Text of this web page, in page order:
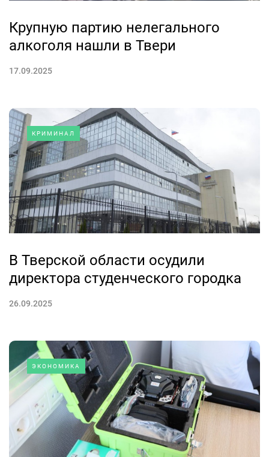
Крупную партию нелегального
алкоголя нашли в Твери
17.09.2025
КРИМИНАЛ
В Тверской области осудили
директора студенческого городка
26.09.2025
ЭКОНОМИКА